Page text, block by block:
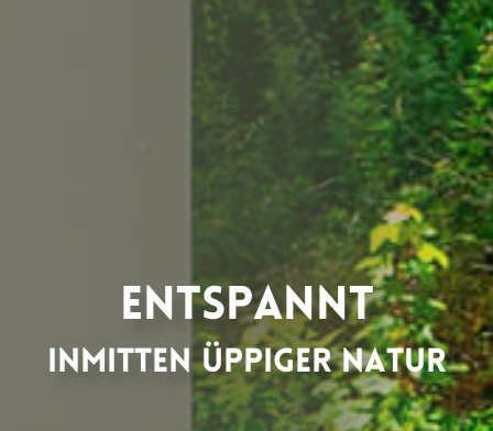
ENTSPANNT
INMITTEN ÜPPIGER NATUR